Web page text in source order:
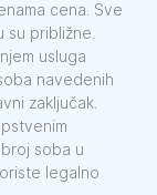
cena. Sve
približne.
usluga
navedenih
zaključak.
soba u
legalno